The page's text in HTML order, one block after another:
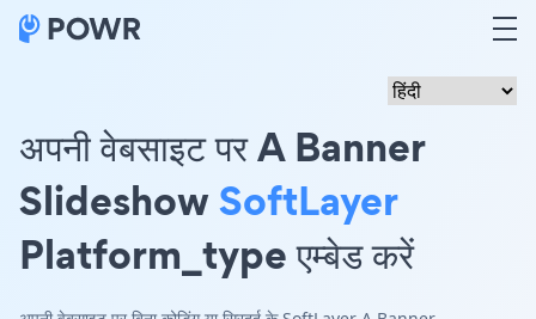
अपनी वेबसाइट पर A Banner
SlideshowSoftLayer
Platform_type एम्बेड करें